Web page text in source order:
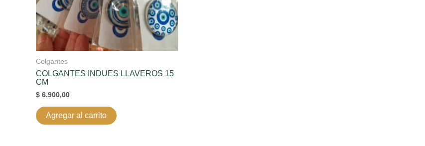
Colgantes
COLGANTES INDUES LLAVEROS 15
CM
$ 6.900,00
Agregar al carrito